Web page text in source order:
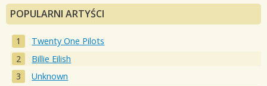
POPULARNI ARTYŚCI
Twenty One Pilots
Billie Eilish
Unknown